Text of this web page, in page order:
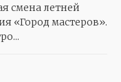
смена летней
«Город мастеров».